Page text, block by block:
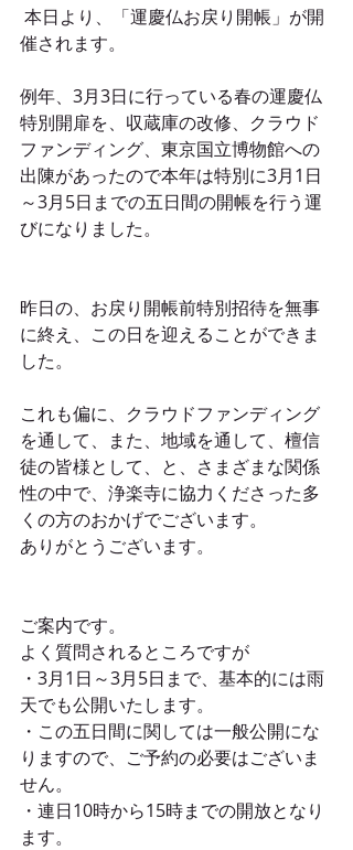
催されます。
例年、3月3日に行っている春の運慶仏
特別開扉を、収蔵庫の改修、クラウド
ファンディング、東京国立博物館への
出陳があったので本年は特別に3月1日
～3月5日までの五日間の開帳を行う運
びになりました。
昨日の、お戻り開帳前特別招待を無事
に終え、この日を迎えることができま
した。
これも偏に、クラウドファンディング
を通して、また、地域を通して、檀信
徒の皆様として、と、さまざまな関係
性の中で、浄楽寺に協力くださった多
くの方のおかげでございます。
ありがとうございます。
ご案内です。
よく質問されるところですが
・3月1日～3月5日まで、基本的には雨
天でも公開いたします。
・この五日間に関しては一般公開にな
りますので、ご予約の必要はございま
せん。
・連日10時から15時までの開放となり
ます。